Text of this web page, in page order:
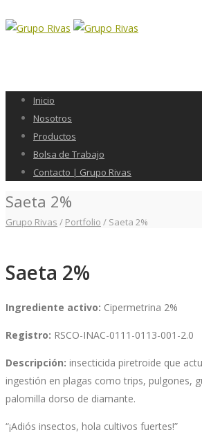
Inicio
Nosotros
Productos
Bolsa de Trabajo
Contacto | Grupo Rivas
Saeta 2%
Grupo Rivas / Portfolio / Saeta 2%
Saeta 2%
Ingrediente activo: Cipermetrina 2%
Registro: RSCO-INAC-0111-0113-001-2.0
Descripción: insecticida piretroide que
ingestión en plagas como trips, pulgones,
palomilla dorso de diamante.
“¡Adiós insectos, hola cultivos fuertes!”